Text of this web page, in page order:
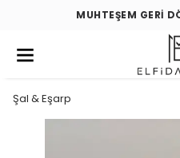
MUHTEŞEM GERİ
Şal & Eşarp